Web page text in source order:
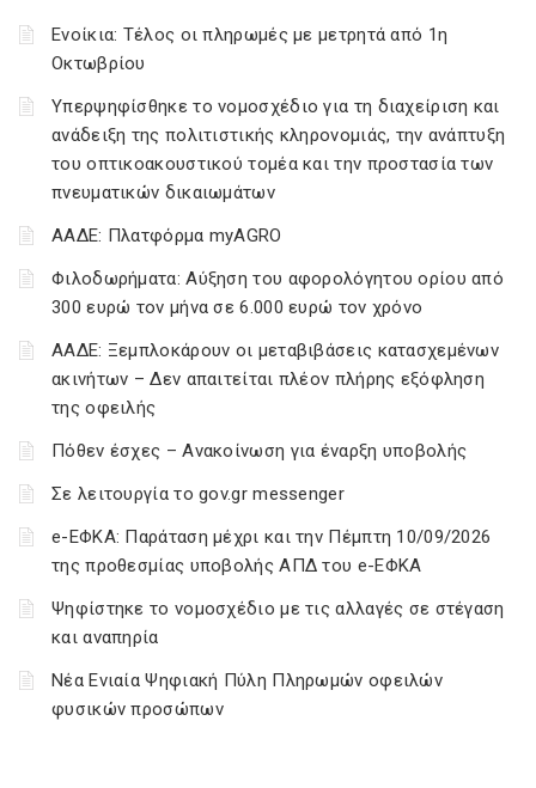
Ενοίκια: Τέλος οι πληρωμές με μετρητά από 1η
Οκτωβρίου
Υπερψηφίσθηκε το νομοσχέδιο για τη διαχείριση και
ανάδειξη της πολιτιστικής κληρονομιάς, την ανάπτυξη
του οπτικοακουστικού τομέα και την προστασία των
πνευματικών δικαιωμάτων
ΑΑΔΕ: Πλατφόρμα myAGRO
Φιλοδωρήματα: Αύξηση του αφορολόγητου ορίου από
300 ευρώ τον μήνα σε 6.000 ευρώ τον χρόνο
ΑΑΔΕ: Ξεμπλοκάρουν οι μεταβιβάσεις κατασχεμένων
ακινήτων – Δεν απαιτείται πλέον πλήρης εξόφληση
της οφειλής
Πόθεν έσχες – Ανακοίνωση για έναρξη υποβολής
Σε λειτουργία το gov.gr messenger
e-ΕΦΚΑ: Παράταση μέχρι και την Πέμπτη 10/09/2026
της προθεσμίας υποβολής ΑΠΔ του e-ΕΦΚΑ
Ψηφίστηκε το νομοσχέδιο με τις αλλαγές σε στέγαση
και αναπηρία
Νέα Ενιαία Ψηφιακή Πύλη Πληρωμών οφειλών
φυσικών προσώπων